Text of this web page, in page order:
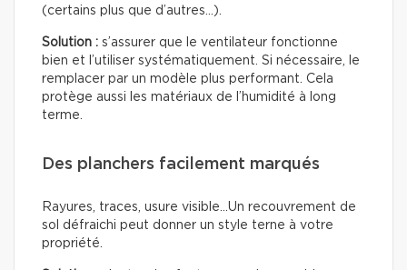
(certains plus que d’autres…).
Solution : s’assurer que le ventilateur fonctionne
bien et l’utiliser systématiquement. Si nécessaire, le
remplacer par un modèle plus performant. Cela
protège aussi les matériaux de l’humidité à long
terme.
Des planchers facilement marqués
Rayures, traces, usure visible…Un recouvrement de
sol défraichi peut donner un style terne à votre
propriété.